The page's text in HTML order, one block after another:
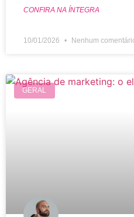
CONFIRA NA ÍNTEGRA
10/01/2026 Nenhum
GERAL